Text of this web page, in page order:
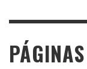
PÁGINAS